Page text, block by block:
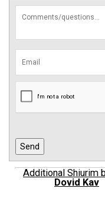
Additional Shiurim
Dovid Kav